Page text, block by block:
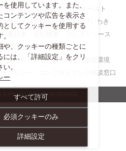
ホテルメトロポリタン仙台イースト
ホテルメッツ福島
ホテルB4Tいわき
JR東日本
プレスリリース
採用情報
ーシャルメディアポリシー
推奨環境
ーポリシー コンプライアンス相談窓口
S-PAL ALL RIGHTS RESERVED.
を使用しています。また、
コンテンツや広告を表示さ
としてクッキーを使用する
や、クッキーの種類ごとに
には、「詳細設定」をクリ
。
ー
すべて許可
必須クッキーのみ
詳細設定